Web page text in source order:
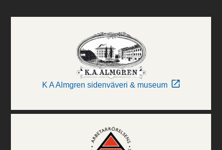
K A Almgren sidenväveri & museum